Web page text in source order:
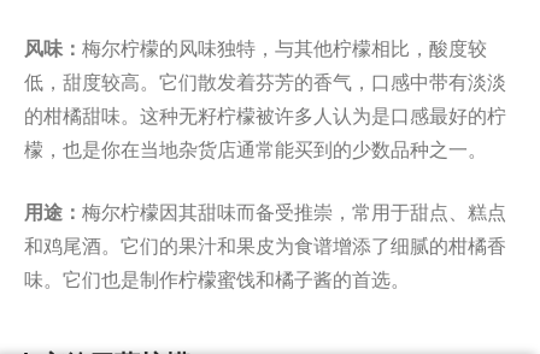
风味： 梅尔柠檬的风味独特，与其他柠檬相比，酸度较
低，甜度较高。它们散发着芬芳的香气，口感中带有淡淡
的柑橘甜味。这种无籽柠檬被许多人认为是口感最好的柠
檬，也是你在当地杂货店通常能买到的少数品种之一。
用途： 梅尔柠檬因其甜味而备受推崇，常用于甜点、糕点
和鸡尾酒。它们的果汁和果皮为食谱增添了细腻的柑橘香
味。它们也是制作柠檬蜜饯和橘子酱的首选。